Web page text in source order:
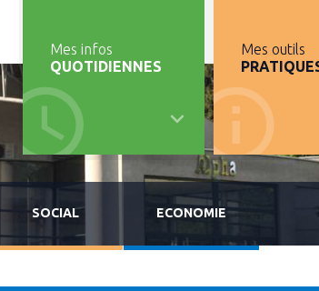
Mes infos
QUOTIDIENNES
Mes outils
SOCIAL ECONOMIE